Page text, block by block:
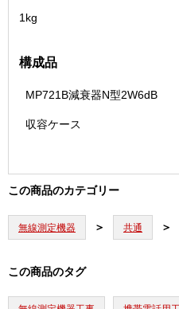
1kg
構成品
MP721B減衰器N型2W6dB
収容ケース
この商品のカテゴリー
無線測定機器 共通
この商品のタグ